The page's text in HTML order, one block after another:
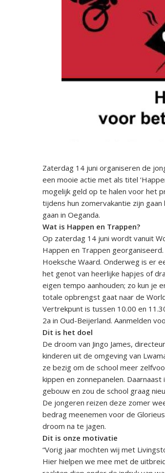
Zaterdag 14 juni organiseren de
een mooie actie met als titel
mogelijk geld op te halen voor het
tijdens hun zomervakantie zijn
gaan in Oeganda.
Wat is Happen en Trappen?
Op zaterdag 14 juni wordt vanuit
Happen en Trappen
Hoeksche Waard. Onderweg is er
het genot van heerlijke hapjes of
eigen tempo aanhouden; zo kun je
totale opbrengst gaat naar de
Vertrekpunt is tussen 10.00 en
2a in Oud-Beijerland. Aanmelden
Dit is het doel
De droom van Jingo James,
kinderen uit de omgeving van
ze bezig om de school meer
kippen en zonnepanelen.
gebouw en zou de school graag
De jongeren reizen deze zomer
bedrag meenemen voor de
droom na te jagen.
Dit is onze motivatie
“Vorig jaar mochten wij met
Hier hielpen we mee met de